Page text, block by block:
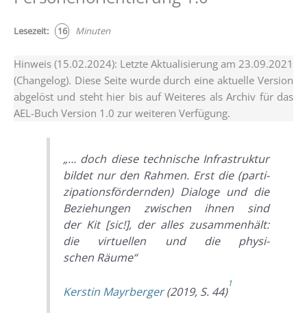
Lese­zeit: 16 Minu­ten
Hin­weis (15.02.2024): Letz­te Aktua­li­sie­rung am 23.09.2021
(Chan­ge­log). Die­se Sei­te wur­de durch eine aktu­el­le Ver­si­on
abge­löst und steht hier bis auf Wei­te­res als Archiv für das
AEL-Buch Ver­si­on 1.0 zur wei­te­ren Verfügung.
„… doch die­se tech­ni­sche Infra­struk­tur
bil­det nur den Rah­men. Erst die (par­ti­
zi­pa­ti­ons­för­dern­den) Dia­lo­ge und die
Bezie­hun­gen zwi­schen ihnen sind
der Kit [sic!], der alles zusam­men­hält:
die vir­tu­el­len und die phy­si­
schen Räume“
Kers­tin Mayr­ber­ger(2019, S. 44)
1